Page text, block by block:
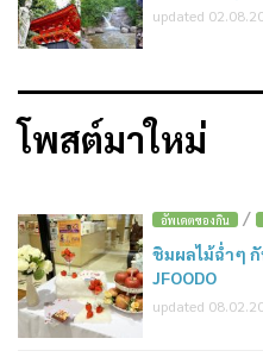
updated
โพสต์มาใหม่
อัพเดตของกิน /
ชิมผลไม้ฉ่ำๆ กั
JFOODO
updated